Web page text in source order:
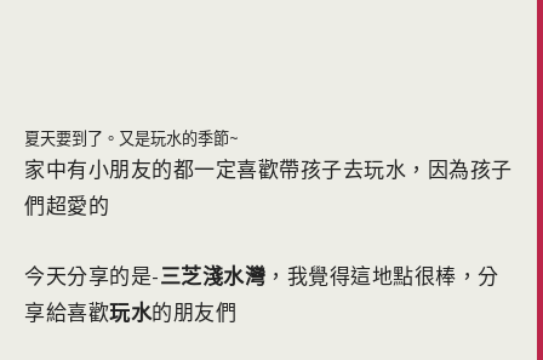
夏天要到了。又是玩水的季節~
家中有小朋友的都一定喜歡帶孩子去玩水，因為孩子
們超愛的
今天分享的是-三芝淺水灣 ，我覺得這地點很棒，分
享給喜歡玩水的朋友們